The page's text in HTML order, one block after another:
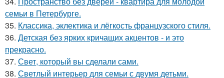
семьи в Петербурге.
35. Классика, эклектика и лёгкость французского стиля.
36. Детская без ярких кричащих акцентов - и это
прекрасно.
37. Свет, который вы сделали сами.
38. Светлый интерьер для семьи с двумя детьми.